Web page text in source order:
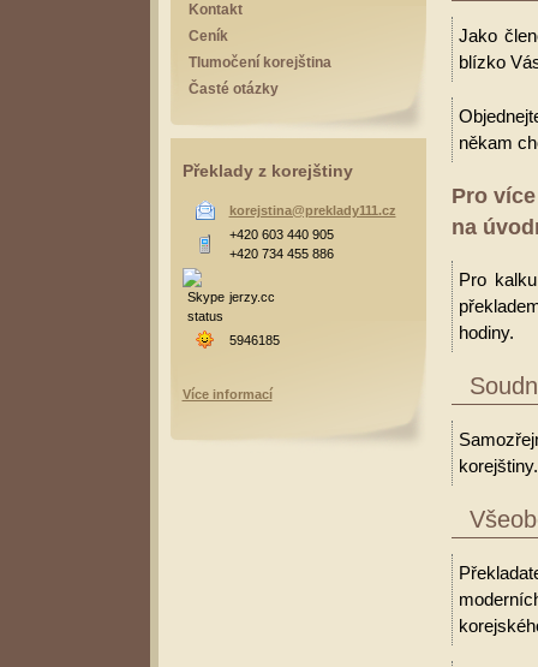
Jako
blízko
někam
Pro
na
Pro
hodiny.
korejštiny.
Kontakt
Ceník
Tlumočení korejština
Časté otázky
Překlady z korejštiny
korejstina@preklady111.cz
+420 603 440 905
+420 734 455 886
jerzy.cc
5946185
Více informací